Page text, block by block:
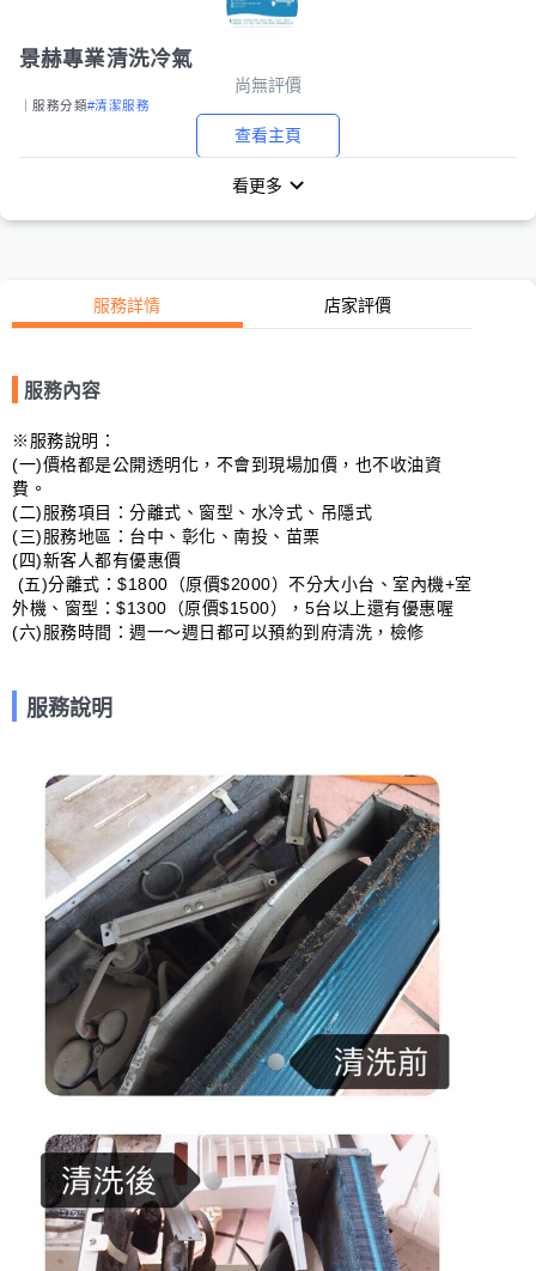
景赫專業清洗冷氣
尚無評價
｜服務分類#清潔服務
查看主頁
看更多
服務詳情 店家評價
服務內容
※服務說明：
(一)價格都是公開透明化，不會到現場加價，也不收油資
費。
(二)服務項目：分離式、窗型、水冷式、吊隱式
(三)服務地區：台中、彰化、南投、苗栗
(四)新客人都有優惠價
外機、窗型：$1300（原價$1500），5台以上還有優惠喔
(六)服務時間：週一～週日都可以預約到府清洗，檢修
服務說明